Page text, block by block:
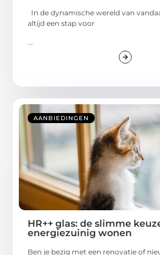
In de dynamische wereld van
altijd een stap voor
...
AANBIEDINGEN
HR++ glas: de slimme
energiezuinig wonen
Ben je bezig met een renovatie of